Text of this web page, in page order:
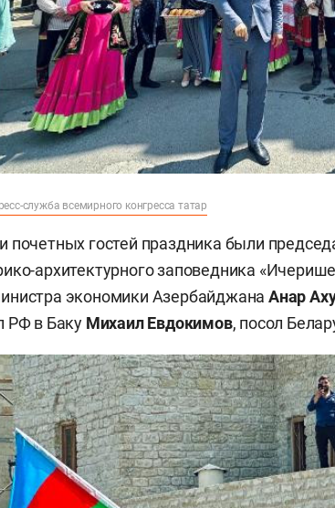
служба всемирного конгресса татар
почетных гостей праздника были
архитектурного заповедника
экономики Азербайджана Анар
РФ в Баку Михаил Евдокимов, посол